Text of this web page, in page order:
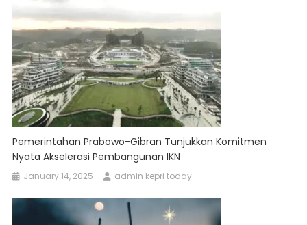
Pemerintahan Prabowo-Gibran Tunjukkan Komitmen
Nyata Akselerasi Pembangunan IKN
January 14, 2025 admin kepri today